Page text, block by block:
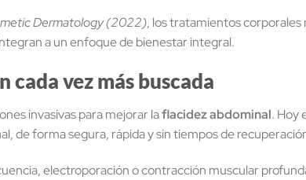
Dermatology (2022), los tratamientos corporales
a un enfoque de bienestar integral.
vez más buscada
invasivas para mejorar laflacidez abdominal. Hoy
de forma segura, rápida y sin tiempos de
electroporación o contracción muscular